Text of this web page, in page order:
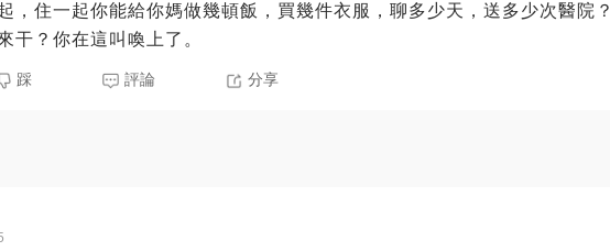
，住一起你能給你媽做幾頓飯，買幾件衣服，聊多少天，送多少次醫院？
干？你在這叫喚上了。
踩 評論 分享